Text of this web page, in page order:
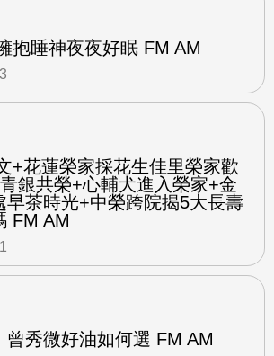
抱睡神夜夜好眠 FM AM
+花蓮榮家採花生佳里榮家歡
銀共榮+心輔犬進入榮家+金
早茶時光+中榮跨院揭5大長壽
FM AM
曾秀微好油如何選 FM AM